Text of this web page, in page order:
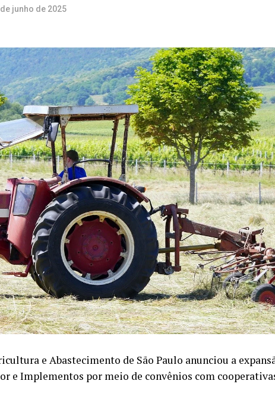
junho de 2025
e Abastecimento de São Paulo anunciou a
e Implementos por meio de convênios com